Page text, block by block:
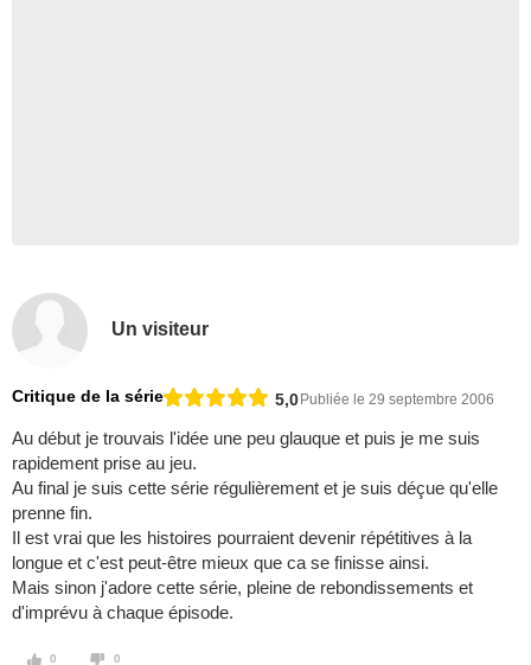
Un visiteur
Critique de la série 5,0Publiée le 29 septembre 2006
Au début je trouvais l'idée une peu glauque et puis je me suis
rapidement prise au jeu.
Au final je suis cette série régulièrement et je suis déçue qu'elle
prenne fin.
Il est vrai que les histoires pourraient devenir répétitives à la
longue et c'est peut-être mieux que ca se finisse ainsi.
Mais sinon j'adore cette série, pleine de rebondissements et
d'imprévu à chaque épisode.
0 0